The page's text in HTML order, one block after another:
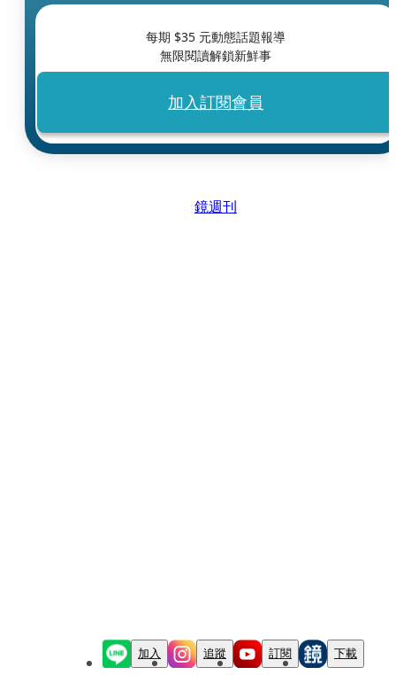
每期 $35 元動態話題報導
無限閱讀解鎖新鮮事
加入訂閱會員
鏡週刊
加入 追蹤 訂閱 下載